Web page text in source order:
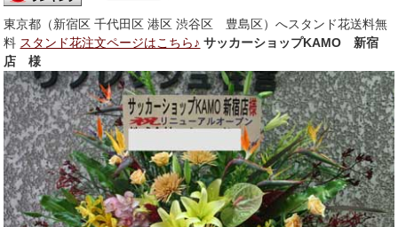
東京都（新宿区 千代田区 港区 渋谷区 豊島区）へスタンド花送料無
料 スタンド花注文ページはこちら♪ サッカーショップKAMO 新宿
店 様